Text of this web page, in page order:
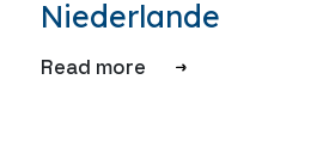
Niederlande
Read more